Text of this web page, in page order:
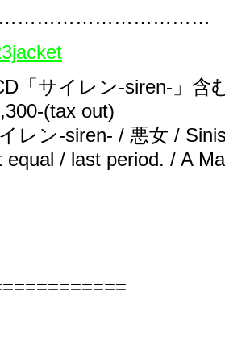
「サイレン-siren-」含
(tax out)
レン-siren- / 悪女 /
equal / last period. / A